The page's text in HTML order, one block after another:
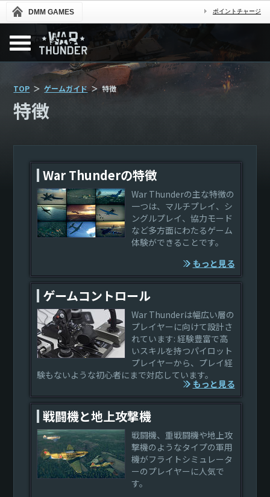
DMM GAMES ポイントチャージ
TOP ゲームガイド 特徴
特徴
War Thunderの特徴
War Thunderの主な特徴の
一つは、マルチプレイ、シ
ングルプレイ、協力モード
など多方面にわたるゲーム
体験ができることです。
もっと見る
ゲームコントロール
War Thunderは幅広い層の
プレイヤーに向けて設計さ
れています: 経験豊富で高
いスキルを持つパイロット
プレイヤーから、プレイ経
験もないような初心者にまで対応しています。
もっと見る
戦闘機と地上攻撃機
戦闘機、重戦闘機や地上攻
撃機のようなタイプの軍用
機がフライトシミュレータ
ーのプレイヤーに人気で
す。